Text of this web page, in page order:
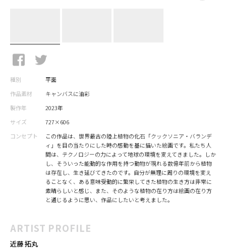
種別
平面
作品素材
キャンバスに油彩
製作年
2023年
サイズ
727×606
コンセプト
この作品は、世界最古の陸上植物の化石「クックソニア・バランデ
ィ」を目の当たりにした時の感動を基に描いた絵画です。私たち人
間は、テクノロジーの力によって地球の環境を変えてきました。しか
し、そういった能動的な作用を持つ動物が現れる数億年前から植物
は存在し、生き延びてきたのです。自分が無理に周りの環境を変え
ることなく、ある意味受動的に繁栄してきた植物の生き方は非常に
素晴らしいと感じ、また、そのような植物の在り方は絵画の在り方
と通じるように思い、作品にしたいと考えました。
ARTIST PROFILE
近藤 拓丸